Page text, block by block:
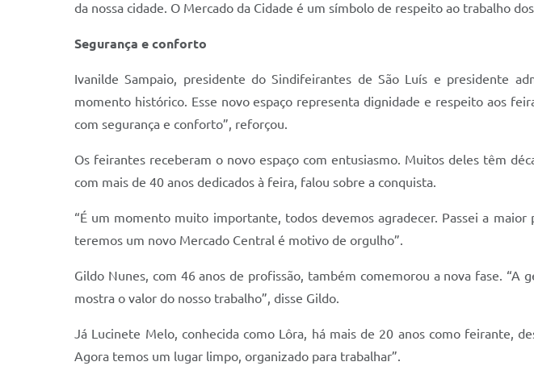
da nossa cidade. O Mercado da Cidade é um símbolo de respeito ao trabalho
Segurança e conforto
Ivanilde Sampaio, presidente do Sindifeirantes de São Luís e presidente
momento histórico. Esse novo espaço representa dignidade e respeito aos
com segurança e conforto”, reforçou.
Os feirantes receberam o novo espaço com entusiasmo. Muitos deles têm
com mais de 40 anos dedicados à feira, falou sobre a conquista.
“É um momento muito importante, todos devemos agradecer. Passei a
teremos um novo Mercado Central é motivo de orgulho”.
Gildo Nunes, com 46 anos de profissão, também comemorou a nova fase.
mostra o valor do nosso trabalho”, disse Gildo.
Já Lucinete Melo, conhecida como Lôra, há mais de 20 anos como feirante,
Agora temos um lugar limpo, organizado para trabalhar”.